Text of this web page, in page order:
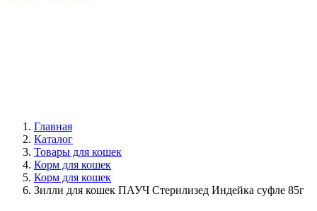
Главная
Каталог
Товары для кошек
Корм для кошек
Корм для кошек
Зилли для кошек ПАУЧ Стерилизед Индейка суфле 85г